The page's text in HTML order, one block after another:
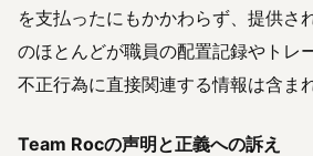
を支払ったにもかかわらず、提供さ
のほとんどが職員の配置記録やトレ
不正行為に直接関連する情報は含ま
Team Rocの声明と正義への訴え